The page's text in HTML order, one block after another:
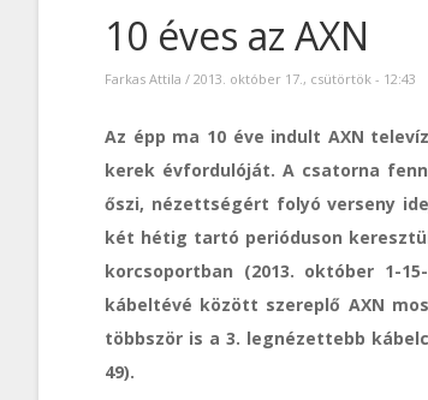
10 éves az AXN
Farkas Attila / 2013. október 17., csütörtök - 12:43
Az épp ma 10 éve indult AXN
kerek évfordulóját. A csatorna
őszi, nézettségért folyó verseny
két hétig tartó perióduson
korcsoportban (2013. október 1-
kábeltévé között szereplő AXN
többször is a 3. legnézettebb
49).